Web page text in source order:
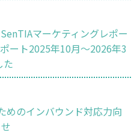
マーケティングレポー
ート2025年10月～2026年3
た
めのインバウンド対応力向